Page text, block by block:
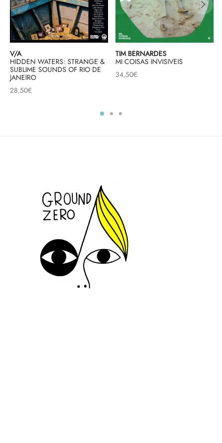
V/A
HIDDEN WATERS: STRANGE &
SUBLIME SOUNDS OF RIO DE
JANEIRO
28,50€
TIM BERNARDES
MI COISAS INVISIVEIS
34,50€